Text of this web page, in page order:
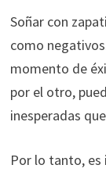
Soñar con
como
momento de
por el otro,
inesperadas
Por lo tanto,